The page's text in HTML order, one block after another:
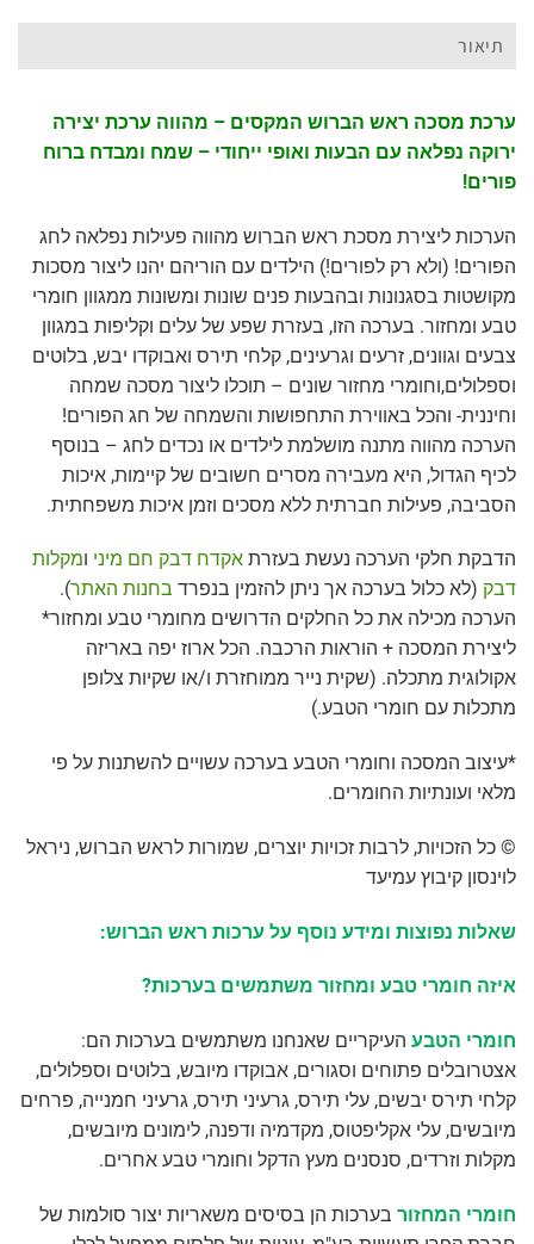
תיאור
ערכת מסכה ראש הברוש המקסים – מהווה ערכת יצירה
ירוקה נפלאה עם הבעות ואופי ייחודי – שמח ומבדח ברוח
פורים!
הערכות ליצירת מסכת ראש הברוש מהווה פעילות נפלאה לחג
הפורים! (ולא רק לפורים!) הילדים עם הוריהם יהנו ליצור מסכות
מקושטות בסגנונות ובהבעות פנים שונות ומשונות ממגוון חומרי
טבע ומחזור. בערכה הזו, בעזרת שפע של עלים וקליפות במגוון
צבעים וגוונים, זרעים וגרעינים, קלחי תירס ואבוקדו יבש, בלוטים
וספלולים,וחומרי מחזור שונים – תוכלו ליצור מסכה שמחה
וחיננית- והכל באווירת התחפושות והשמחה של חג הפורים!
הערכה מהווה מתנה מושלמת לילדים או נכדים לחג – בנוסף
לכיף הגדול, היא מעבירה מסרים חשובים של קיימות, איכות
הסביבה, פעילות חברתית ללא מסכים וזמן איכות משפחתית.
הדבקת חלקי הערכה נעשת בעזרת אקדח דבק חם מיני ומקלות
דבק (לא כלול בערכה אך ניתן להזמין בנפרד בחנות האתר).
הערכה מכילה את כל החלקים הדרושים מחומרי טבע ומחזור*
ליצירת המסכה + הוראות הרכבה. הכל ארוז יפה באריזה
אקולוגית מתכלה. (שקית נייר ממוחזרת ו/או שקיות צלופן
מתכלות עם חומרי הטבע.)
*עיצוב המסכה וחומרי הטבע בערכה עשויים להשתנות על פי
מלאי ועונתיות החומרים.
© כל הזכויות, לרבות זכויות יוצרים, שמורות לראש הברוש, ניראל
לוינסון קיבוץ עמיעד
שאלות נפוצות ומידע נוסף על ערכות ראש הברוש:
איזה חומרי טבע ומחזור משתמשים בערכות?
חומרי הטבע העיקריים שאנחנו משתמשים בערכות הם:
אצטרובלים פתוחים וסגורים, אבוקדו מיובש, בלוטים וספלולים,
קלחי תירס יבשים, עלי תירס, גרעיני תירס, גרעיני חמנייה, פרחים
מיובשים, עלי אקליפטוס, מקדמיה ודפנה, לימונים מיובשים,
מקלות וזרדים, סנסנים מעץ הדקל וחומרי טבע אחרים.
חומרי המחזור בערכות הן בסיסים משאריות יצור סולמות של